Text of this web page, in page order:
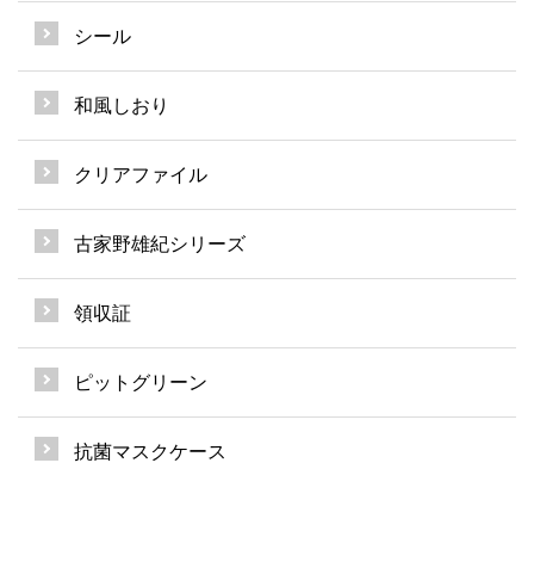
シール
和風しおり
クリアファイル
古家野雄紀シリーズ
領収証
ピットグリーン
抗菌マスクケース